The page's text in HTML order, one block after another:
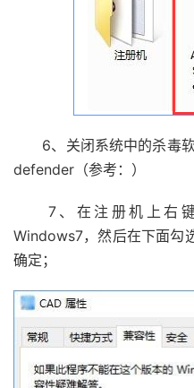
6、关闭系统中的杀毒软
defender（参考：）
7、在注册机上右键
Windows7，然后在下面勾
确定；